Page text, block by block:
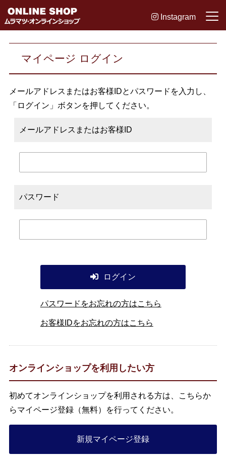
Instagram
マイページ ログイン
メールアドレスまたはお客様IDとパスワードを入力し、
「ログイン」ボタンを押してください。
メールアドレスまたはお客様ID
パスワード
ログイン
パスワードをお忘れの方はこちら
お客様IDをお忘れの方はこちら
オンラインショップを利用したい方
初めてオンラインショップを利用される方は、こちらか
らマイページ登録（無料）を行ってください。
新規マイページ登録